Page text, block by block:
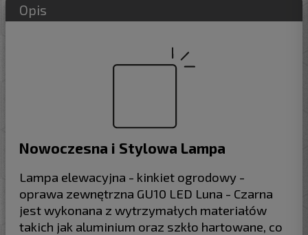
Opis
Nowoczesna i Stylowa Lampa
Lampa elewacyjna - kinkiet ogrodowy -
oprawa zewnętrzna GU10 LED Luna - Czarna
jest wykonana z wytrzymałych materiałów
takich jak aluminium oraz szkło hartowane, co